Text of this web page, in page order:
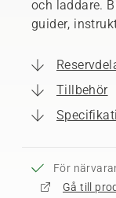
och laddare.
guider,
Tillbehör
För